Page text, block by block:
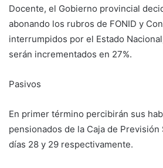
Docente, el Gobierno provincial
abonando los rubros de FONID y
interrumpidos por el Estado
serán incrementados en 27%.
Pasivos
En primer término percibirán sus
pensionados de la Caja de
días 28 y 29 respectivamente.